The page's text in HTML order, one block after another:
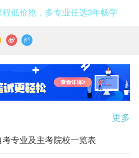
低价抢，多专业任选3年畅学
更多
专业及主考院校一览表